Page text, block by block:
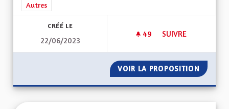
Filtrer les résultats de la catégorie : Autres
Autres
CRÉÉ LE
22/06/2023
49 49 ABONNÉS
SUIVRE
VOIR LA PROPOSITION